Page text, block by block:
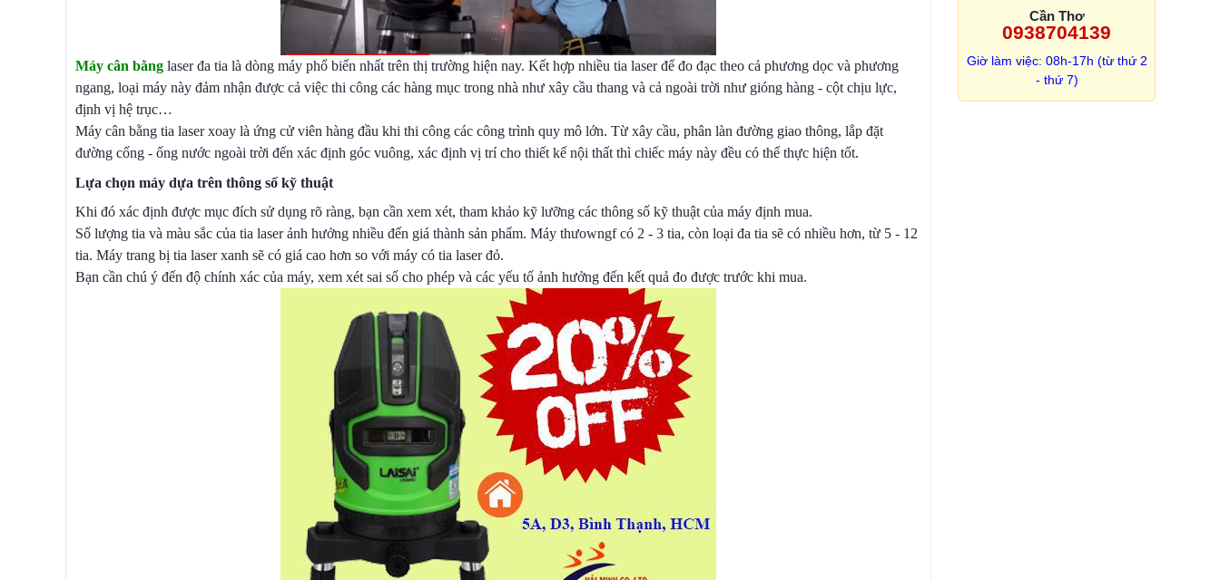
Cần Thơ
0938704139
Giờ làm việc: 08h-17h (từ thứ 2
- thứ 7)
Máy cân bằng laserđa tia là dòng máy phổ biến nhất trên thị trường hiện nay. Kết hợp nhiều tia laser để đo đạc theo cả phương dọc và phương
ngang, loại máy này đảm nhận được cả việc thi công các hàng mục trong nhà như xây cầu thang và cả ngoài trời như gióng hàng - cột chịu lực,
định vị hệ trục…
Máy cân bằng tia laser xoay là ứng cử viên hàng đầu khi thi công các công trình quy mô lớn. Từ xây cầu, phân làn đường giao thông, lắp đặt
đường cống - ống nước ngoài trời đến xác định góc vuông, xác định vị trí cho thiết kế nội thất thì chiếc máy này đều có thể thực hiện tốt.
Lựa chọn máy dựa trên thông số kỹ thuật
Khi đó xác định được mục đích sử dụng rõ ràng, bạn cần xem xét, tham khảo kỹ lưỡng các thông số kỹ thuật của máy định mua.
Số lượng tia và màu sắc của tia laser ảnh hưởng nhiều đến giá thành sản phẩm. Máy thưowngf có 2 - 3 tia, còn loại đa tia sẽ có nhiều hơn, từ 5 - 12
tia. Máy trang bị tia laser xanh sẽ có giá cao hơn so với máy có tia laser đỏ.
Bạn cần chú ý đến độ chính xác của máy, xem xét sai số cho phép và các yếu tố ảnh hưởng đến kết quả đo được trước khi mua.